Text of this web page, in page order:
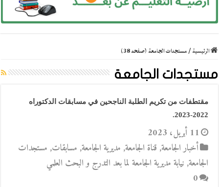
الرئيسية/مستجدات الجامعة (صفحه 38)
مستجدات الجامعة
مقتطفات من تكريم الطلبة الناجحين في مسابقات الدكتوراه
2022-2023.
11 أبريل، 2023
أخبار الجامعة, قناة الجامعة, مديرية الجامعة, مسابقات, مستجدات
الجامعة, نيابة مديرية الجامعة لما بعد التدرج و البحث العلمي
0